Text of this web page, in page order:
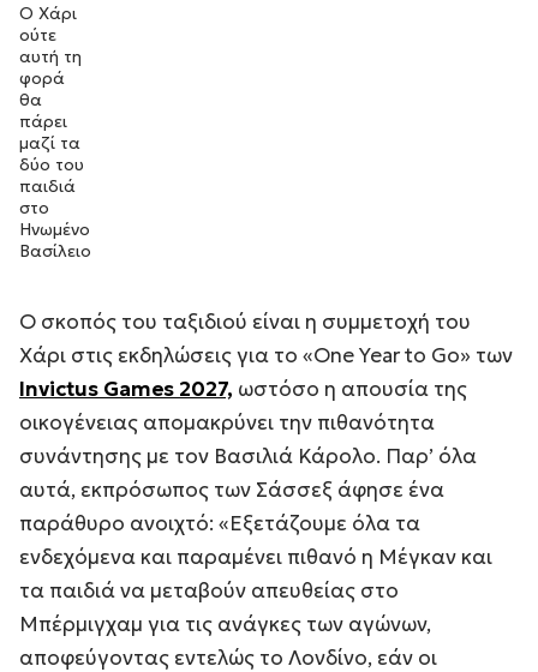
Ο Χάρι
ούτε
αυτή τη
φορά
θα
πάρει
μαζί τα
δύο του
παιδιά
στο
Ηνωμένο
Βασίλειο
Ο σκοπός του ταξιδιού είναι η συμμετοχή του
Χάρι στις εκδηλώσεις για το «One Year to Go» των
Invictus Games 2027, ωστόσο η απουσία της
οικογένειας απομακρύνει την πιθανότητα
συνάντησης με τον Βασιλιά Κάρολο. Παρ’ όλα
αυτά, εκπρόσωπος των Σάσσεξ άφησε ένα
παράθυρο ανοιχτό: «Εξετάζουμε όλα τα
ενδεχόμενα και παραμένει πιθανό η Μέγκαν και
τα παιδιά να μεταβούν απευθείας στο
Μπέρμιγχαμ για τις ανάγκες των αγώνων,
αποφεύγοντας εντελώς το Λονδίνο, εάν οι